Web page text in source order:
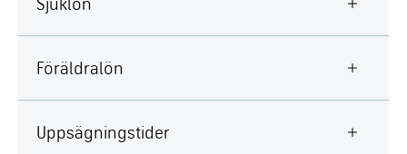
Föräldralön
Uppsägningstider